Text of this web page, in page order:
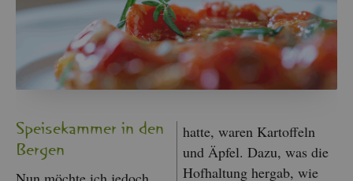
Spei­se­kam­mer in den
Ber­gen
hatte, waren Kar­tof­feln
und Äpfel. Dazu, was die
Hof­hal­tung her­gab, wie